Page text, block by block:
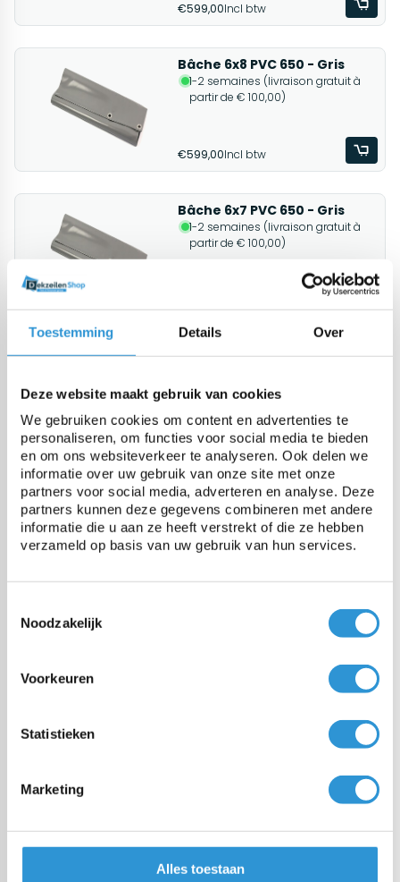
Toestemming Details Over
Deze website maakt gebruik van cookies
We gebruiken cookies om content en advertenties te
personaliseren, om functies voor social media te bieden
en om ons websiteverkeer te analyseren. Ook delen we
informatie over uw gebruik van onze site met onze
partners voor social media, adverteren en analyse. Deze
partners kunnen deze gegevens combineren met andere
informatie die u aan ze heeft verstrekt of die ze hebben
verzameld op basis van uw gebruik van hun services.
Noodzakelijk
Voorkeuren
Statistieken
Marketing
Alles toestaan
€599,00Incl btw
Bâche 6x8 PVC 650 - Gris
1-2 semaines (livraison gratuit à
partir de € 100,00)
€599,00Incl btw
Bâche 6x7 PVC 650 - Gris
1-2 semaines (livraison gratuit à
partir de € 100,00)
Bâche 6x7 PVC 650 - Vert
partir de € 100,00)
€509,00 Incl btw
Bâche 6x6 PVC 650 - Vert
1-2 semaines (livraison gratuit à
partir de € 100,00)
1-2 semaines (livraison gratuit à
Bâche 5x8 PVC 650 - Gris